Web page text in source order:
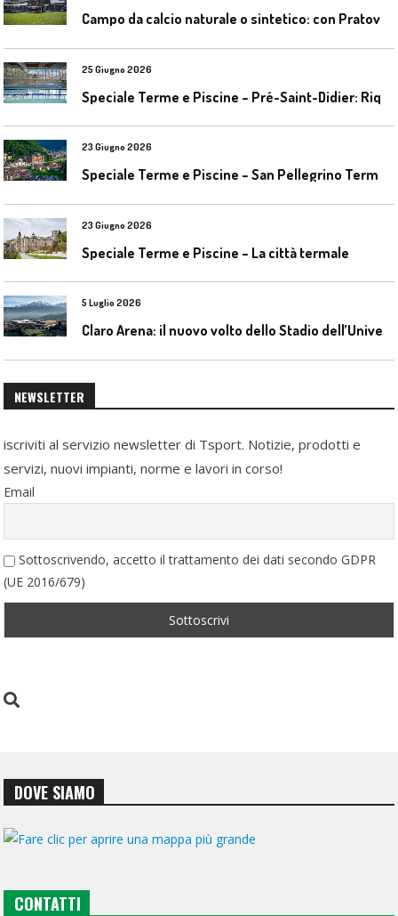
25 Giugno 2026
23 Giugno 2026
23 Giugno 2026
Speciale Terme e Piscine – La città termale
5 Luglio 2026
NEWSLETTER
iscriviti al servizio newsletter di Tsport. Notizie, prodotti e
servizi, nuovi impianti, norme e lavori in corso!
Email
Sottoscrivendo, accetto il trattamento dei dati secondo GDPR
(UE 2016/679)
DOVE SIAMO
CONTATTI